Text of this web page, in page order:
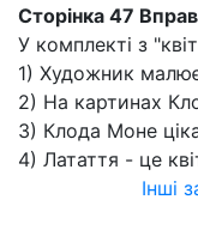
Сторінка 47
У комплекті з
1) Художник
2) На картинах
3) Клода Моне
4) Латаття - це
Інші